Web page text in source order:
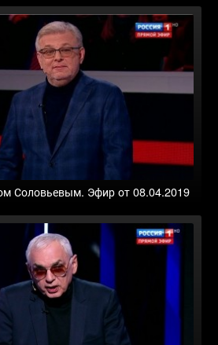
Соловьевым. Эфир от 08.04.2019